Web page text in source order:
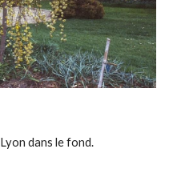
Lyon dans le fond.